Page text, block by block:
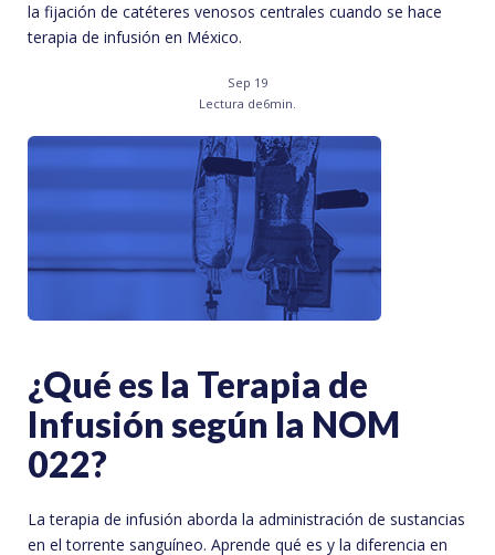
la fijación de catéteres venosos centrales cuando se hace
terapia de infusión en México.
Sep 19
Lectura de6min.
¿Qué es la Terapia de
Infusión según la NOM
022?
La terapia de infusión aborda la administración de sustancias
en el torrente sanguíneo. Aprende qué es y la diferencia en